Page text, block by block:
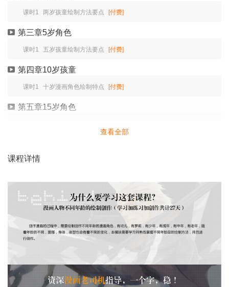
课时1 两岁孩童绘制方法要点 [付费]
第三章5岁角色
课时1 五岁孩童绘制方法要点 [付费]
第四章10岁孩童
课时1 十岁漫画角色绘制特点 [付费]
第五章15岁角色
课时1
第七章中年角色
课时1 中年漫画角色绘制特点 [付费]
课时1 中老年漫画角色绘制特点 [付费]
课时1 创作不同年龄段的漫画角色
查看全部
课程详情